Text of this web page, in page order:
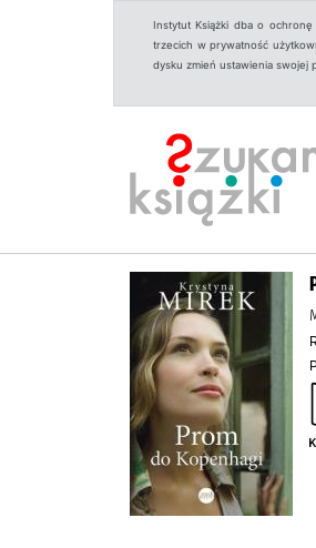
Instytut Książki dba o
trzecich w prywatność
dysku zmień ustawienia swojej